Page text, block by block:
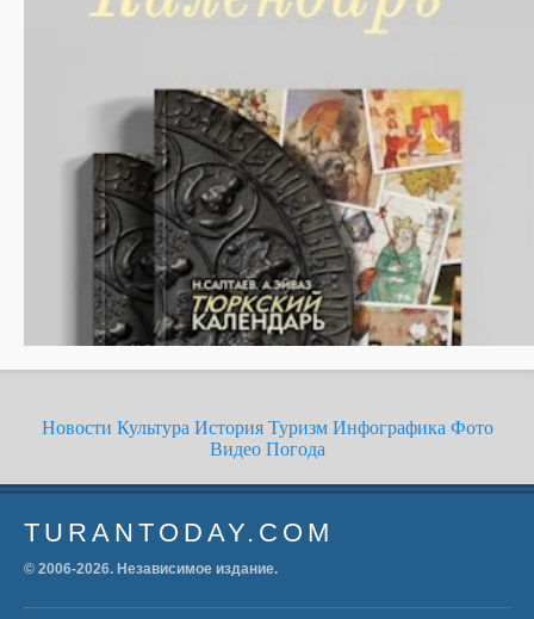
Новости Культура История Туризм Инфографика Фото
Видео Погода
TURANTODAY.COM
© 2006-2026. Независимое издание.